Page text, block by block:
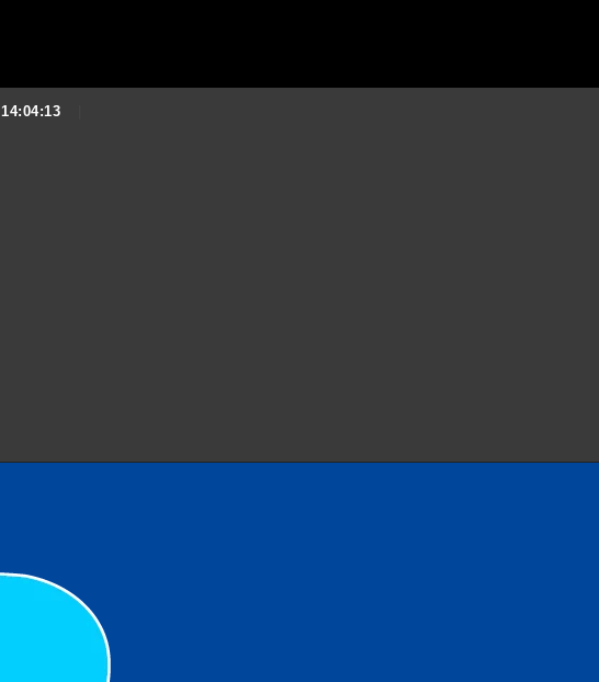
14:04:14